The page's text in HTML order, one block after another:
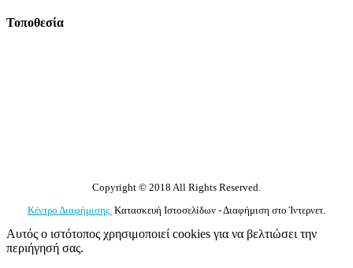
Τοποθεσία
Copyright © 2018 All Rights Reserved.
Κέντρο Διαφήμισης Κατασκευή Ιστοσελίδων - Διαφήμιση στο Ίντερνετ.
Αυτός ο ιστότοπος χρησιμοποιεί cookies για να βελτιώσει την
περιήγησή σας.